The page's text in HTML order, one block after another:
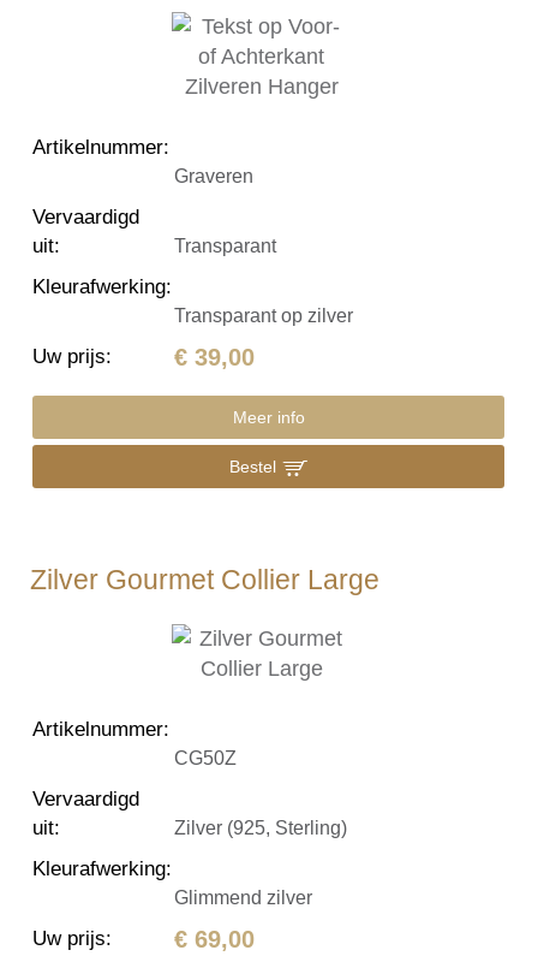
Artikelnummer:
Graveren
Vervaardigd
uit: Transparant
Kleurafwerking:
Transparant op zilver
Uw prijs: € 39,00
Meer info
Bestel
Zilver Gourmet Collier Large
Artikelnummer:
CG50Z
Vervaardigd
uit: Zilver (925, Sterling)
Kleurafwerking:
Glimmend zilver
Uw prijs: € 69,00